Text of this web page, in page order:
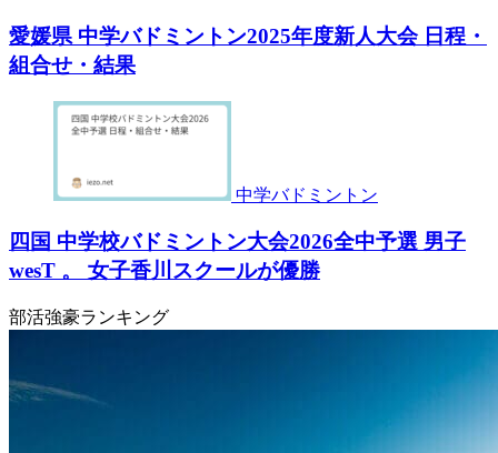
愛媛県 中学バドミントン2025年度新人大会 日程・
組合せ・結果
中学バドミントン
四国 中学校バドミントン大会2026全中予選 男子
wesT 。 女子香川スクールが優勝
部活強豪ランキング